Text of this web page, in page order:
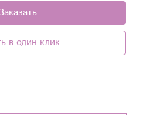
в один клик